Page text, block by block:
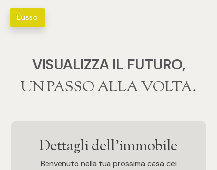
Lusso
VISUALIZZA IL FUTURO,
‍‍UN PASSO ALLA VOLTA.
Dettagli dell'immobile
Benvenuto nella tua prossima casa dei
Camere
Qualsiasi
1